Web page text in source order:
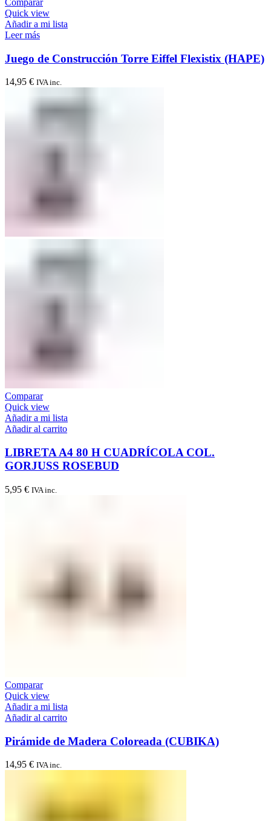
Comparar
Quick view
Añadir a mi lista
Leer más
Juego de Construcción Torre Eiffel Flexistix (HAPE)
14,95 € IVA inc.
Comparar
Quick view
Añadir a mi lista
Añadir al carrito
LIBRETA A4 80 H CUADRÍCOLA COL.
GORJUSS ROSEBUD
5,95 € IVA inc.
Comparar
Quick view
Añadir a mi lista
Añadir al carrito
Pirámide de Madera Coloreada (CUBIKA)
14,95 € IVA inc.